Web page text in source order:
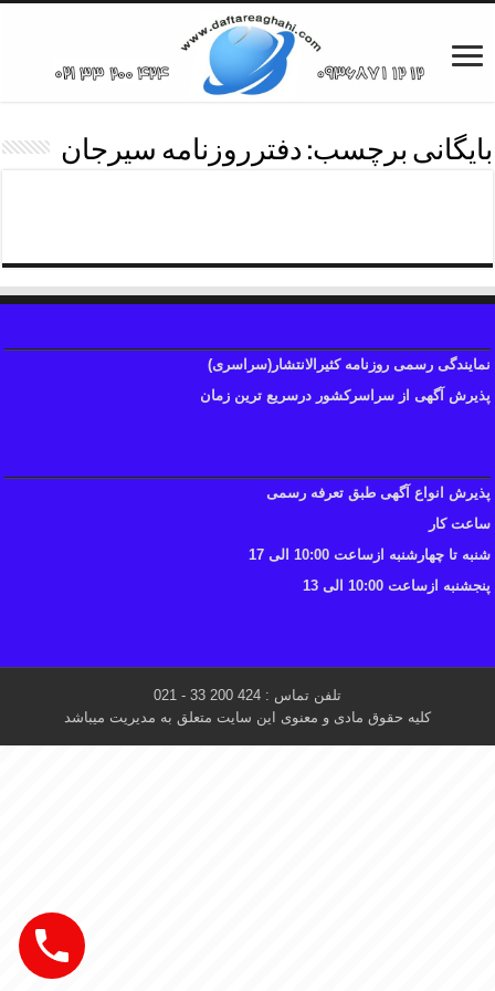
بایگانی برچسب: دفترروزنامه سیرجان
نمایندگی رسمی روزنامه کثیرالانتشار(سراسری)
پذیرش آگهی از سراسرکشور درسریع ترین زمان
پذیرش انواع آگهی طبق تعرفه رسمی
ساعت کار
شنبه تا چهارشنبه ازساعت 10:00 الی 17
پنجشنبه ازساعت 10:00 الی 13
تلفن تماس : 424 200 33 - 021
کلیه حقوق مادی و معنوی این سایت متعلق به مدیریت میباشد